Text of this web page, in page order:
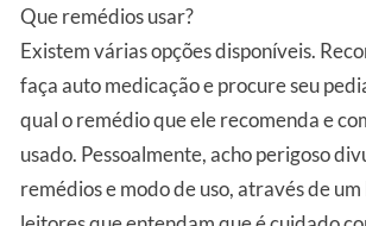
Que remédios usar?
Existem várias opções disponíveis.
faça auto medicação e procure seu
qual o remédio que ele recomenda e
usado. Pessoalmente, acho perigoso
remédios e modo de uso, através de um